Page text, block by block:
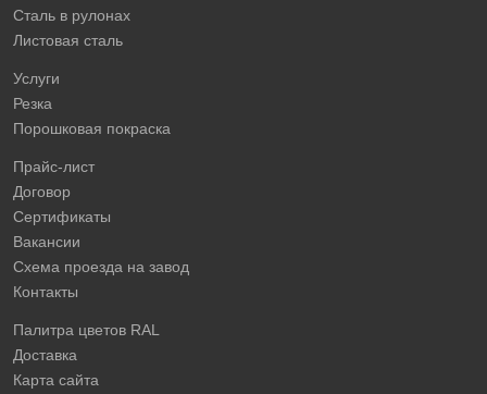
Сталь в рулонах
Листовая сталь
Услуги
Резка
Порошковая покраска
Прайс-лист
Договор
Сертификаты
Вакансии
Схема проезда на завод
Контакты
Палитра цветов RAL
Доставка
Карта сайта